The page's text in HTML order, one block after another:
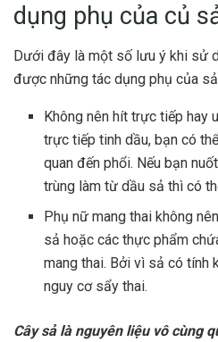
dụng phụ của củ
Dưới đây là một số lưu ý khi sử
được những tác dụng phụ của
Không nên hít trực tiếp hay
trực tiếp tinh dầu, bạn có
quan đến phổi. Nếu bạn
trùng làm từ dầu sả thì có
Phụ nữ mang thai không
sả hoặc các thực phẩm
mang thai. Bởi vì sả có tính
nguy cơ sẩy thai.
Cây sả là nguyên liệu vô cùng